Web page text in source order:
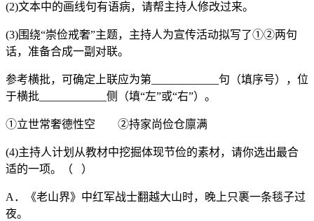
(2)文本中的画线句有语病，请帮主持人修改过来。
(3)围绕“崇俭戒奢”主题，主持人为宣传活动拟写了①②两句
话，准备合成一副对联。
参考横批，可确定上联应为第____________句（填序号），位
于横批____________侧（填“左”或“右”）。
①立世常奢德性空 ②持家尚俭仓廪满
(4)主持人计划从教材中挖掘体现节俭的素材，请你选出最合
适的一项。（ ）
A．《老山界》中红军战士翻越大山时，晚上只裹一条毯子过
夜。